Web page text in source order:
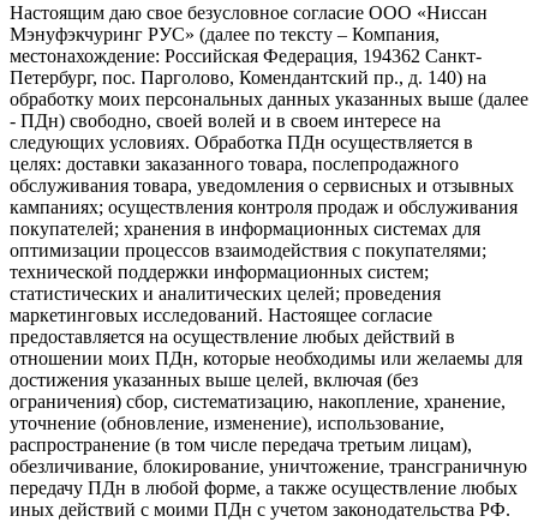
Настоящим даю свое безусловное согласие ООО «Ниссан
Мэнуфэкчуринг РУС» (далее по тексту – Компания,
местонахождение: Российская Федерация, 194362 Санкт-
Петербург, пос. Парголово, Комендантский пр., д. 140) на
обработку моих персональных данных указанных выше (далее
- ПДн) свободно, своей волей и в своем интересе на
следующих условиях. Обработка ПДн осуществляется в
целях: доставки заказанного товара, послепродажного
обслуживания товара, уведомления о сервисных и отзывных
кампаниях; осуществления контроля продаж и обслуживания
покупателей; хранения в информационных системах для
оптимизации процессов взаимодействия с покупателями;
технической поддержки информационных систем;
статистических и аналитических целей; проведения
маркетинговых исследований. Настоящее согласие
предоставляется на осуществление любых действий в
отношении моих ПДн, которые необходимы или желаемы для
достижения указанных выше целей, включая (без
ограничения) сбор, систематизацию, накопление, хранение,
уточнение (обновление, изменение), использование,
распространение (в том числе передача третьим лицам),
обезличивание, блокирование, уничтожение, трансграничную
передачу ПДн в любой форме, а также осуществление любых
иных действий с моими ПДн с учетом законодательства РФ.